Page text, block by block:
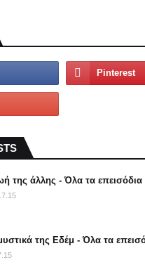
της άλλης - Όλα τα επεισόδια
της Εδέμ - Όλα τα